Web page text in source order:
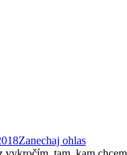
Zanechaj ohlas